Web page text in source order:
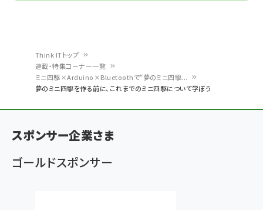
く
ず
Think ITトップ
連載・特集コーナー一覧
ミニ四駆×Arduino×Bluetoothで“夢のミニ四駆...
夢のミニ四駆を作る前に、これまでのミニ四駆について学ぼう
スポンサー企業さま
ゴールドスポンサー